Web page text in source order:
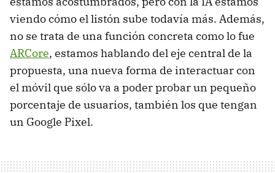
viendo cómo el listón sube todavía más. Además,
no se trata de una función concreta como lo fue
ARCore, estamos hablando del eje central de la
propuesta, una nueva forma de interactuar con
el móvil que sólo va a poder probar un pequeño
porcentaje de usuarios, también los que tengan
un Google Pixel.